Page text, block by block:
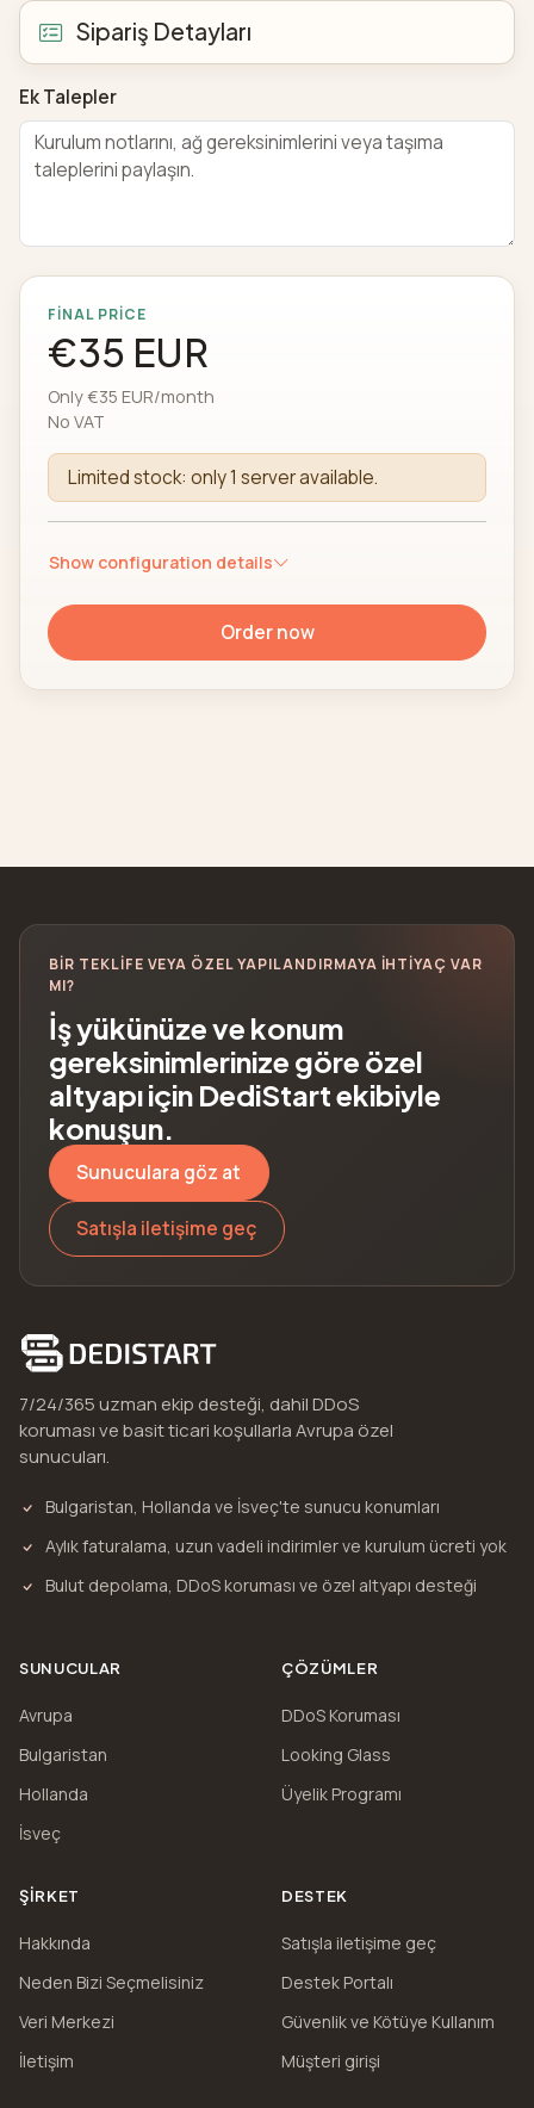
Sipariş Detayları
Ek Talepler
FINAL PRICE
€35 EUR
Only €35 EUR/month
No VAT
Limited stock: only 1 server available.
Show configuration details
Order now
BIR TEKLIFE VEYA ÖZEL YAPILANDIRMAYA IHTIYAÇ VAR
MI?
İş yükünüze ve konum
gereksinimlerinize göre özel
altyapı için DediStart ekibiyle
konuşun.
Sunuculara göz at
Satışla iletişime geç
7/24/365 uzman ekip desteği, dahil DDoS
koruması ve basit ticari koşullarla Avrupa özel
sunucuları.
Bulgaristan, Hollanda ve İsveç'te sunucu konumları
Aylık faturalama, uzun vadeli indirimler ve kurulum ücreti yok
Bulut depolama, DDoS koruması ve özel altyapı desteği
SUNUCULAR
Avrupa
Bulgaristan
Hollanda
İsveç
ÇÖZÜMLER
DDoS Koruması
Looking Glass
Üyelik Programı
ŞIRKET
Hakkında
Neden Bizi Seçmelisiniz
Veri Merkezi
İletişim
DESTEK
Satışla iletişime geç
Destek Portalı
Güvenlik ve Kötüye Kullanım
Müşteri girişi